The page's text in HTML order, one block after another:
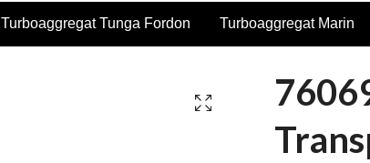
Turboaggregat Tunga Fordon Turboaggregat Marin